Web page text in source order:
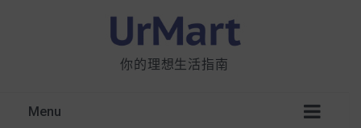
你的理想生活指南
Menu